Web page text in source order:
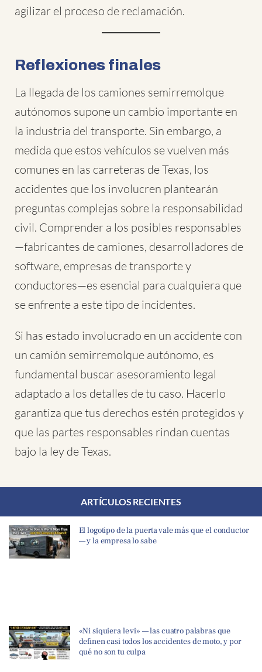
agilizar el proceso de reclamación.
Reflexiones finales
La llegada de los camiones semirremolque
autónomos supone un cambio importante en
la industria del transporte. Sin embargo, a
medida que estos vehículos se vuelven más
comunes en las carreteras de Texas, los
accidentes que los involucren plantearán
preguntas complejas sobre la responsabilidad
civil. Comprender a los posibles responsables
—fabricantes de camiones, desarrolladores de
software, empresas de transporte y
conductores—es esencial para cualquiera que
se enfrente a este tipo de incidentes.
Si has estado involucrado en un accidente con
un camión semirremolque autónomo, es
fundamental buscar asesoramiento legal
adaptado a los detalles de tu caso. Hacerlo
garantiza que tus derechos estén protegidos y
que las partes responsables rindan cuentas
bajo la ley de Texas.
ARTÍCULOS RECIENTES
El logotipo de la puerta vale más que el conductor
— y la empresa lo sabe
«Ni siquiera le vi» — las cuatro palabras que
definen casi todos los accidentes de moto, y por
qué no son tu culpa